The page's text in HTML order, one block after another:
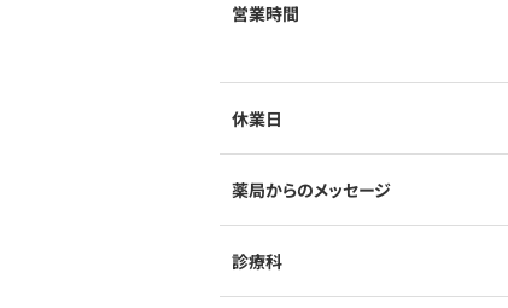
営業時間
休業日
薬局からのメッセージ
診療科